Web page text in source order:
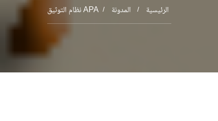
نظام التوثيق APA المدونة الرئيسية